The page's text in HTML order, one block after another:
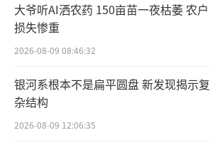
大爷听AI洒农药 150亩苗一夜枯萎 农户
损失惨重
2026-08-09 08:46:32
银河系根本不是扁平圆盘 新发现揭示复
杂结构
2026-08-09 12:06:35